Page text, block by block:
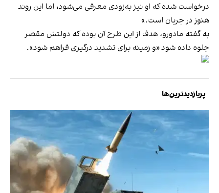
درخواست شده که او نیز به‌زودی معرفی می‌شود، اما این روند
هنوز در جریان است.»
به گفته مادورو، هدف از این طرح آن بوده که دولتش مقصر
جلوه داده شود «و زمینه برای تشدید درگیری فراهم شود».
پربازدیدترین‌ها